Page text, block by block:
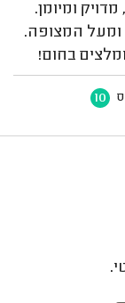
ומיומן.
ומעל המצופה.
בחום!
10